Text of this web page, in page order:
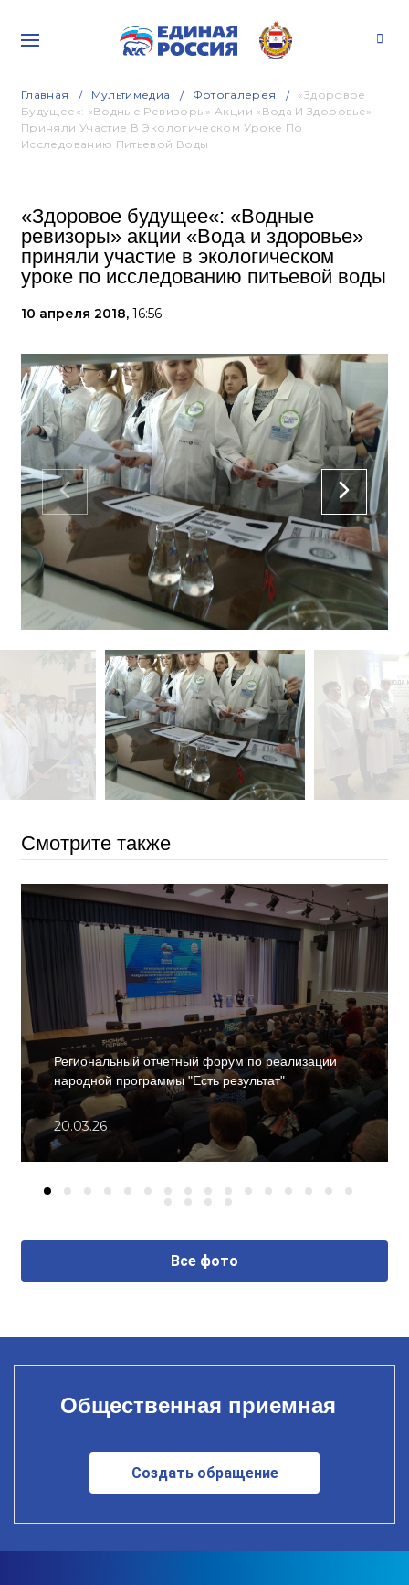
Главная Мультимедиа Фотогалерея
«Здоровое
Будущее«: «Водные Ревизоры» Акции «Вода И Здоровье»
Приняли Участие В Экологическом Уроке По
Исследованию Питьевой Воды
«Здоровое будущее«: «Водные
ревизоры» акции «Вода и здоровье»
приняли участие в экологическом
уроке по исследованию питьевой воды
10 апреля 2018, 16:56
Смотрите также
Региональный отчетный форум по реализации
народной программы "Есть результат"
20.03.26
Все фото
Общественная приемная
Создать обращение